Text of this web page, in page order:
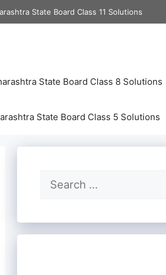
State Board Class 11 Solutions
State Board Class 8 Solutions
State Board Class 5 Solutions
Search
for: